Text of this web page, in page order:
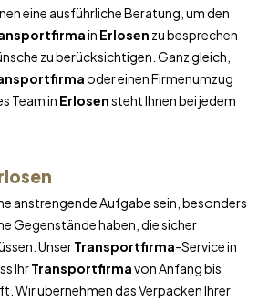
eine ausführliche Beratung, um den
in Erlosen zu besprechen
zu berücksichtigen. Ganz gleich,
oder einen Firmenumzug
Team in Erlosensteht Ihnen bei jedem
anstrengende Aufgabe sein, besonders
Gegenstände haben, die sicher
UnserTransportfirma-Service in
IhrTransportfirmavon Anfang bis
Wir übernehmen das Verpacken Ihrer